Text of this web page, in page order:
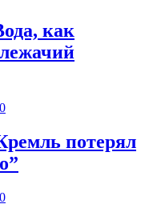
как
0
потерял
0